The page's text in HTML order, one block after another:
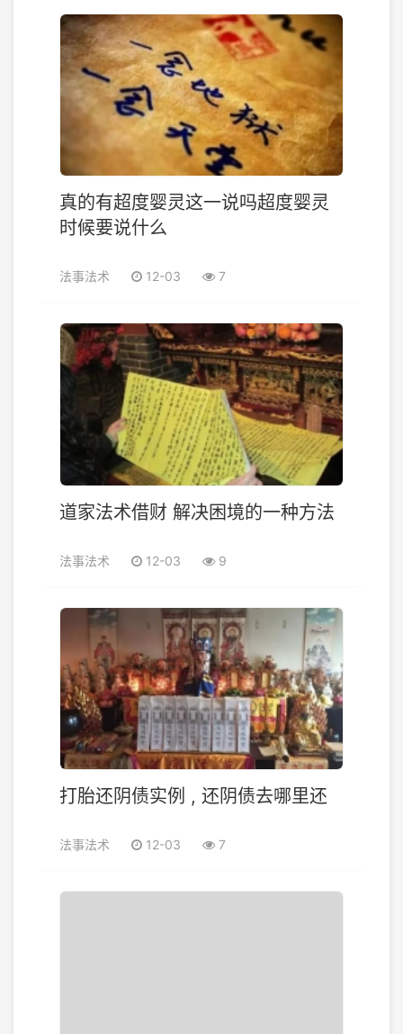
真的有超度婴灵这一说吗超度婴灵
时候要说什么
法事法术 12-03 7
道家法术借财 解决困境的一种方法
法事法术 12-03 9
打胎还阴债实例 , 还阴债去哪里还
法事法术 12-03 7